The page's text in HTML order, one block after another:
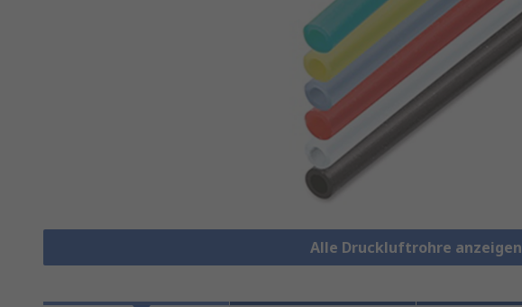
Alle Druckluftrohre anzeigen